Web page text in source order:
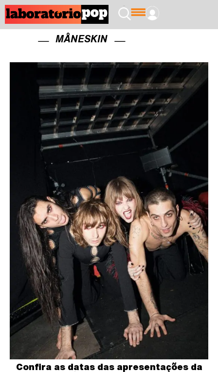
MÅNESKIN
Confira as datas das apresentações da